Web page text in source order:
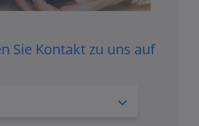
Sie Kontakt zu uns auf